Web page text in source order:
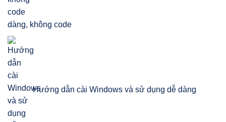
dàng, không code
Hướng dẫn cài Windows và sử dụng dễ dàng